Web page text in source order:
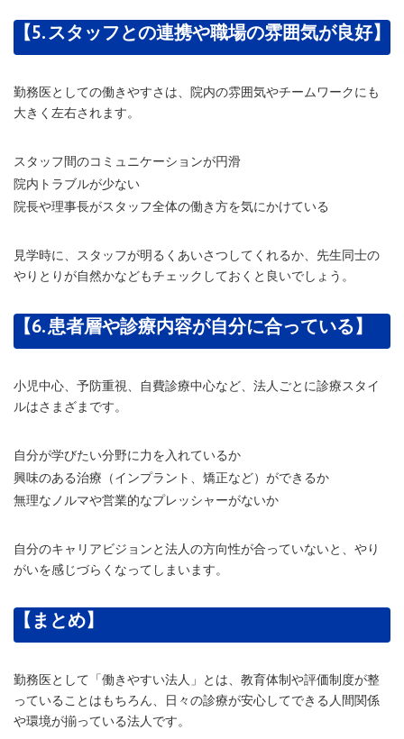
【5. スタッフとの連携や職場の雰囲気が良好】
勤務医としての働きやすさは、院内の雰囲気やチームワークにも
大きく左右されます。
スタッフ間のコミュニケーションが円滑
院内トラブルが少ない
院長や理事長がスタッフ全体の働き方を気にかけている
見学時に、スタッフが明るくあいさつしてくれるか、先生同士の
やりとりが自然かなどもチェックしておくと良いでしょう。
【6. 患者層や診療内容が自分に合っている】
小児中心、予防重視、自費診療中心など、法人ごとに診療スタイ
ルはさまざまです。
自分が学びたい分野に力を入れているか
興味のある治療（インプラント、矯正など）ができるか
無理なノルマや営業的なプレッシャーがないか
自分のキャリアビジョンと法人の方向性が合っていないと、やり
がいを感じづらくなってしまいます。
【まとめ】
勤務医として「働きやすい法人」とは、教育体制や評価制度が整
っていることはもちろん、日々の診療が安心してできる人間関係
や環境が揃っている法人です。